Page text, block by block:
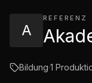
A
REFERENZ
Bildung·1